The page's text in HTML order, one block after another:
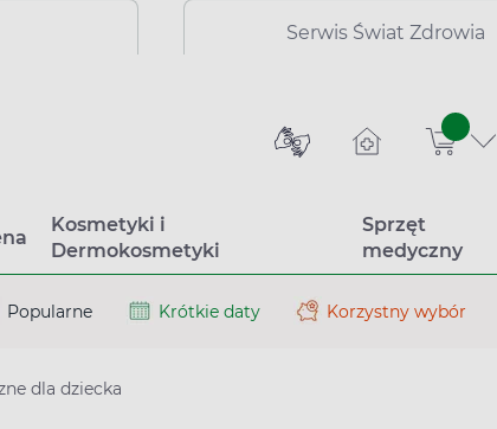
Serwis Świat Zdrowia
sztuk
Kosmetyki i
Dermokosmetyki
Sprzęt
medyczny
Popularne Krótkie daty Korzystny wybór
dla dziecka